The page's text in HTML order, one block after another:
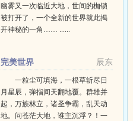
幽雾又一次临近大地，世间的枷锁
被打开了，一个全新的世界就此揭
开神秘的一角…… ......
辰东
完美世界
一粒尘可填海，一根草斩尽日
月星辰，弹指间天翻地覆。群雄并
起，万族林立，诸圣争霸，乱天动
地。问苍茫大地，谁主沉浮？！一